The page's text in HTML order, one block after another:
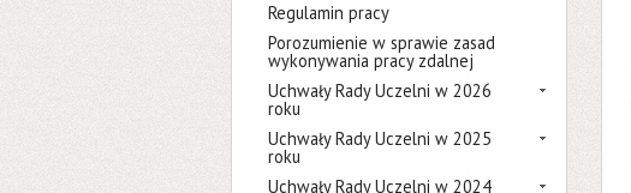
Regulamin pracy
Porozumienie w sprawie zasad
wykonywania pracy zdalnej
Uchwały Rady Uczelni w 2026
roku
Uchwały Rady Uczelni w 2025
roku
Uchwały Rady Uczelni w 2024